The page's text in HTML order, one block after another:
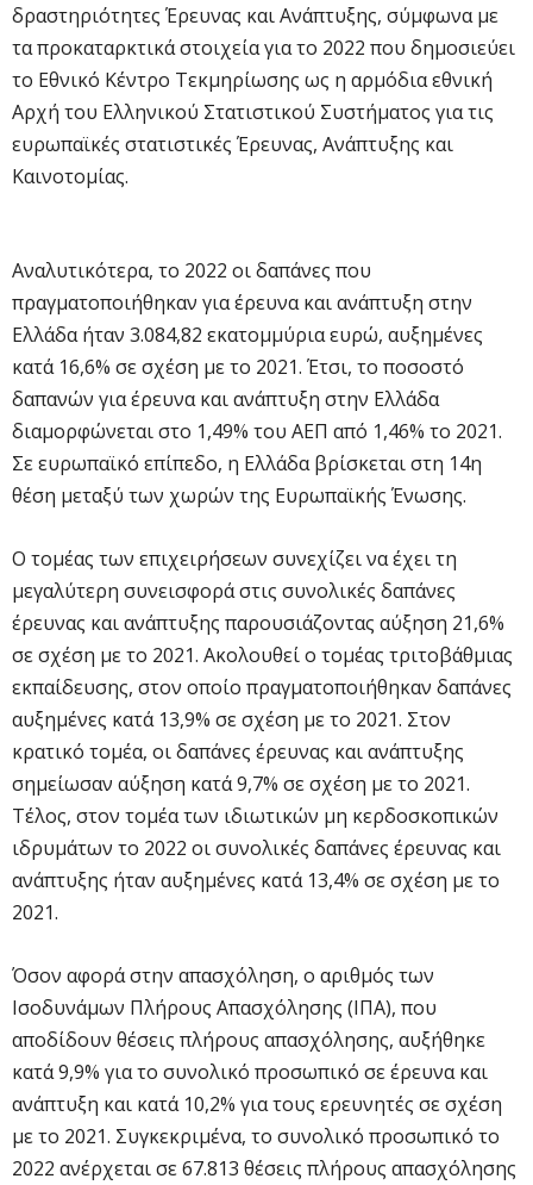
δραστηριότητες Έρευνας και Ανάπτυξης, σύμφωνα με
τα προκαταρκτικά στοιχεία για το 2022 που δημοσιεύει
το Εθνικό Κέντρο Τεκμηρίωσης ως η αρμόδια εθνική
Αρχή του Ελληνικού Στατιστικού Συστήματος για τις
ευρωπαϊκές στατιστικές Έρευνας, Ανάπτυξης και
Καινοτομίας.
Αναλυτικότερα, το 2022 οι δαπάνες που
πραγματοποιήθηκαν για έρευνα και ανάπτυξη στην
Ελλάδα ήταν 3.084,82 εκατομμύρια ευρώ, αυξημένες
κατά 16,6% σε σχέση με το 2021. Έτσι, το ποσοστό
δαπανών για έρευνα και ανάπτυξη στην Ελλάδα
διαμορφώνεται στο 1,49% του ΑΕΠ από 1,46% το 2021.
Σε ευρωπαϊκό επίπεδο, η Ελλάδα βρίσκεται στη 14η
θέση μεταξύ των χωρών της Ευρωπαϊκής Ένωσης.
Ο τομέας των επιχειρήσεων συνεχίζει να έχει τη
μεγαλύτερη συνεισφορά στις συνολικές δαπάνες
έρευνας και ανάπτυξης παρουσιάζοντας αύξηση 21,6%
σε σχέση με το 2021. Ακολουθεί ο τομέας τριτοβάθμιας
εκπαίδευσης, στον οποίο πραγματοποιήθηκαν δαπάνες
αυξημένες κατά 13,9% σε σχέση με το 2021. Στον
κρατικό τομέα, οι δαπάνες έρευνας και ανάπτυξης
σημείωσαν αύξηση κατά 9,7% σε σχέση με το 2021.
Τέλος, στον τομέα των ιδιωτικών μη κερδοσκοπικών
ιδρυμάτων το 2022 οι συνολικές δαπάνες έρευνας και
ανάπτυξης ήταν αυξημένες κατά 13,4% σε σχέση με το
2021.
Όσον αφορά στην απασχόληση, ο αριθμός των
Ισοδυνάμων Πλήρους Απασχόλησης (ΙΠΑ), που
αποδίδουν θέσεις πλήρους απασχόλησης, αυξήθηκε
κατά 9,9% για το συνολικό προσωπικό σε έρευνα και
ανάπτυξη και κατά 10,2% για τους ερευνητές σε σχέση
με το 2021. Συγκεκριμένα, το συνολικό προσωπικό το
2022 ανέρχεται σε 67.813 θέσεις πλήρους απασχόλησης